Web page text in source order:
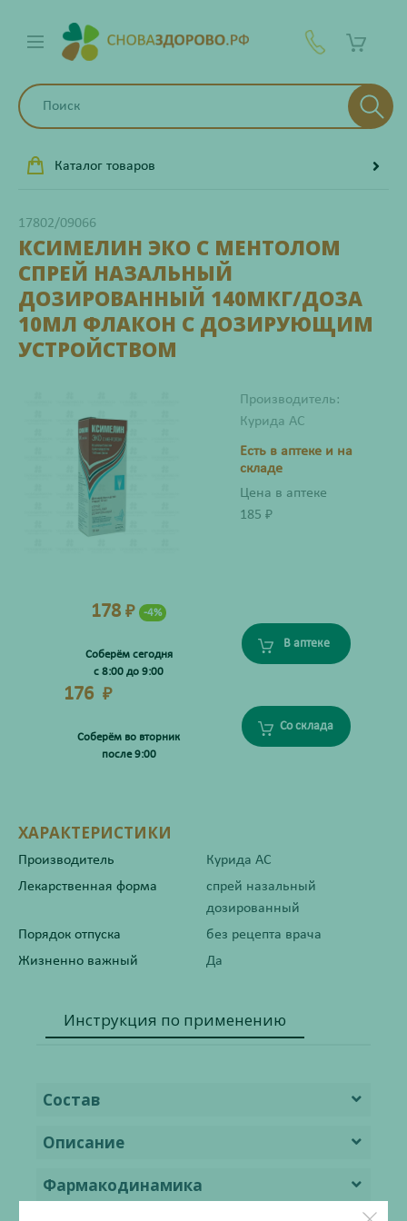
Каталог товаров
17802/09066
КСИМЕЛИН ЭКО С МЕНТОЛОМ
СПРЕЙ НАЗАЛЬНЫЙ
ДОЗИРОВАННЫЙ 140МКГ/ДОЗА
10МЛ ФЛАКОН С ДОЗИРУЮЩИМ
УСТРОЙСТВОМ
Производитель:
Курида АС
Есть в аптеке и на
складе
Цена в аптеке
185 ₽
178 ₽ -4%
Соберём сегодня
с 8:00 до 9:00
В аптеке
176 ₽
Соберём во вторник
после 9:00
Со склада
ХАРАКТЕРИСТИКИ
Производитель
Курида АС
Лекарственная форма
спрей назальный
дозированный
Порядок отпуска
без рецепта врача
Жизненно важный
Да
Инструкция по применению
Состав
Описание
Фармакодинамика